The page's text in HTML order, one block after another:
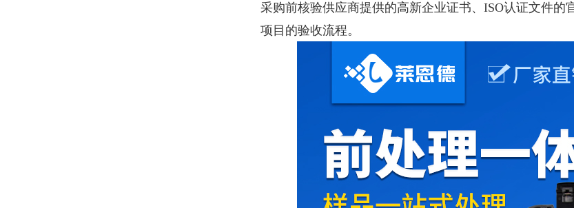
采购前核验供应商提供的高新企业证书、ISO认证文件
项目的验收流程。